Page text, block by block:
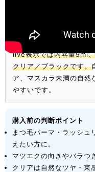
毛を伸ばす・増やす・
薄くなじませて、見え方
live表示では内容量9ml
クリア／ブラックです。
ア、マスカラ未満の自然
やすいです。
購入前の判断ポイント
まつ毛パーマ・ラッシュ
えたい方に。
マツエクの向きやバラつ
クリアは自然なツヤ・束